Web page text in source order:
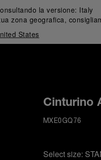
la versione: Italy
zona geografica,
States
Cinturino
MXE0GQ76
Select size: